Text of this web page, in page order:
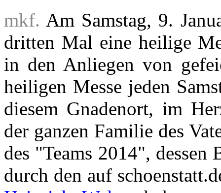
mkf. Am Samstag, 9.
dritten Mal eine heilige
in den Anliegen von
heiligen Messe jeden
diesem Gnadenort, im
der ganzen Familie des
des "Teams 2014", dessen
durch den auf